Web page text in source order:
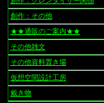
創作：その他
★★通販のご案内★★
その他雑文
その他資料置き場
仮想空間設計工房
戴き物